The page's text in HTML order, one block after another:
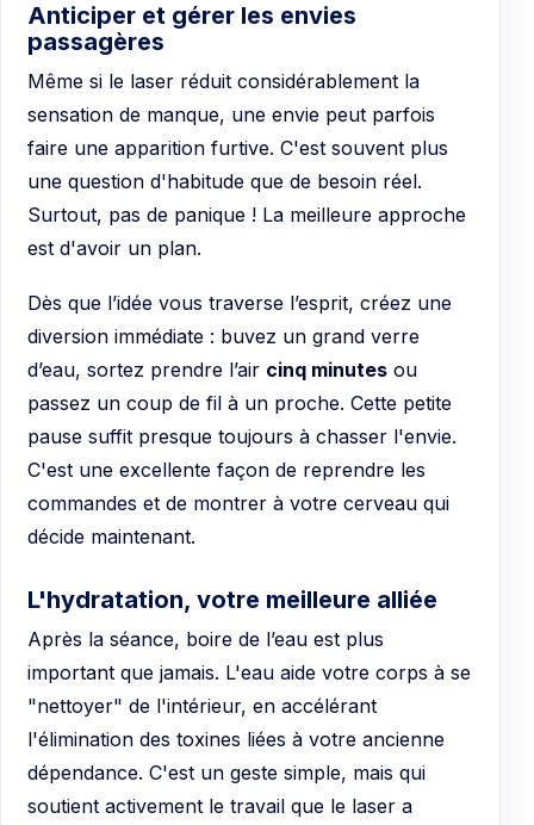
Anticiper et gérer les envies
passagères
Même si le laser réduit considérablement la
sensation de manque, une envie peut parfois
faire une apparition furtive. C'est souvent plus
une question d'habitude que de besoin réel.
Surtout, pas de panique ! La meilleure approche
est d'avoir un plan.
Dès que l’idée vous traverse l’esprit, créez une
diversion immédiate : buvez un grand verre
d’eau, sortez prendre l’air cinq minutes ou
passez un coup de fil à un proche. Cette petite
pause suffit presque toujours à chasser l'envie.
C'est une excellente façon de reprendre les
commandes et de montrer à votre cerveau qui
décide maintenant.
L'hydratation, votre meilleure alliée
Après la séance, boire de l’eau est plus
important que jamais. L'eau aide votre corps à se
"nettoyer" de l'intérieur, en accélérant
l'élimination des toxines liées à votre ancienne
dépendance. C'est un geste simple, mais qui
soutient activement le travail que le laser a